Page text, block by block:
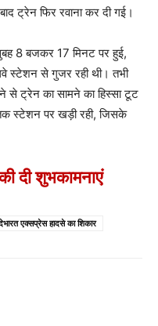
ट्रेन फिर रवाना कर दी गई।
8 बजकर 17 मिनट पर हुई,
स्टेशन से गुजर रही थी। तभी
ट्रेन का सामने का हिस्सा टूट
स्टेशन पर खड़ी रही, जिसके
दी शुभकामनाएं
एक्सप्रेस हादसे का शिकार